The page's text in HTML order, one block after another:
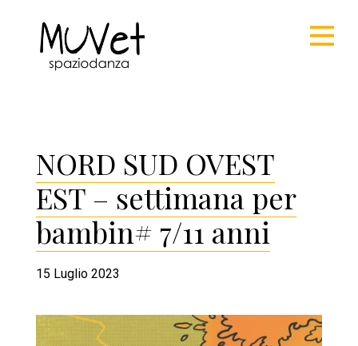
NORD SUD OVEST
EST – settimana per
bambin# 7/11 anni
15 Luglio 2023